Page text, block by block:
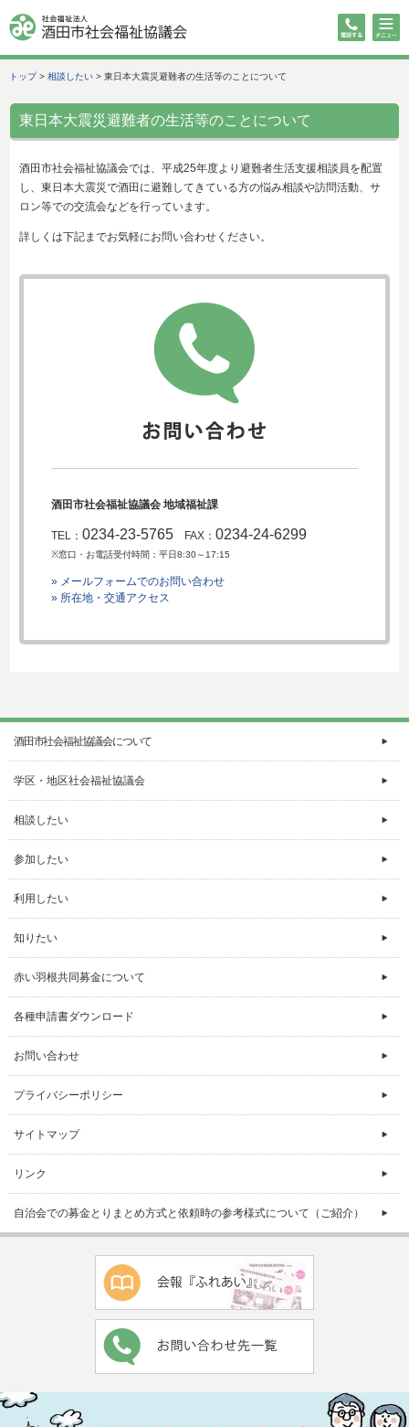
トップ> 相談したい > 東日本大震災避難者の生活等のことについて
東日本大震災避難者の生活等のことについて
酒田市社会福祉協議会では、平成25年度より避難者生活支援相談員を配置
し、東日本大震災で酒田に避難してきている方の悩み相談や訪問活動、サ
ロン等での交流会などを行っています。
詳しくは下記までお気軽にお問い合わせください。
酒田市社会福祉協議会 地域福祉課
TEL：0234-23-5765 FAX：0234-24-6299
※窓口・お電話受付時間：平日8:30～17:15
» メールフォームでのお問い合わせ
» 所在地・交通アクセス
酒田市社会福祉協議会について
学区・地区社会福祉協議会
相談したい
参加したい
利用したい
知りたい
赤い羽根共同募金について
各種申請書ダウンロード
お問い合わせ
プライバシーポリシー
サイトマップ
リンク
自治会での募金とりまとめ方式と依頼時の参考様式について（ご紹介）